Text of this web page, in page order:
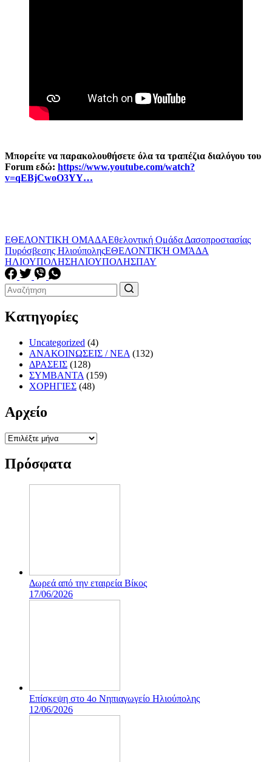
Μπορείτε να παρακολουθήσετε όλα τα τραπέζια διαλόγου του
Forum εδώ: https://www.youtube.com/watch?
v=qEBjCwoO3YY…
ΕΘΕΛΟΝΤΙΚΗ ΟΜΑΔΑΕθελοντική Ομάδα Δασοπροστασίας
Πυρόσβεσης ΗλιούποληςΕΘΕΛΟΝΤΙΚΉ ΟΜΆΔΑ
ΗΛΙΟΥΠΟΛΗΣΗΛΙΟΥΠΟΛΗΣΠΑΥ
Κατηγορίες
Uncategorized (4)
ΑΝΑΚΟΙΝΩΣΕΙΣ / ΝΕΑ (132)
ΔΡΑΣΕΙΣ (128)
ΣΥΜΒΑΝΤΑ (159)
ΧΟΡΗΓΙΕΣ (48)
Αρχείο
Αρχείο
Πρόσφατα
Δωρεά από την εταιρεία Βίκος
17/06/2026
Επίσκεψη στο 4ο Νηπιαγωγείο Ηλιούπολης
12/06/2026